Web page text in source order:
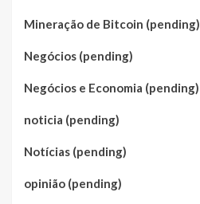
Mineração de Bitcoin (pending)
Negócios (pending)
Negócios e Economia (pending)
noticia (pending)
Notícias (pending)
opinião (pending)